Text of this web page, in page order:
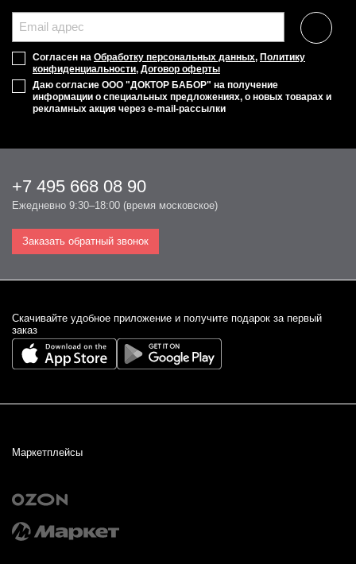
Согласен на Обработку персональных данных, Политику
конфиденциальности, Договор оферты
Даю согласие ООО "ДОКТОР БАБОР" на получение
информации о специальных предложениях, о новых товарах и
рекламных акция через e-mail-рассылки
+7 495 668 08 90
Ежедневно 9:30–18:00 (время московское)
Заказать обратный звонок
Cкачивайте удобное приложение и получите подарок за первый
заказ
Маркетплейсы